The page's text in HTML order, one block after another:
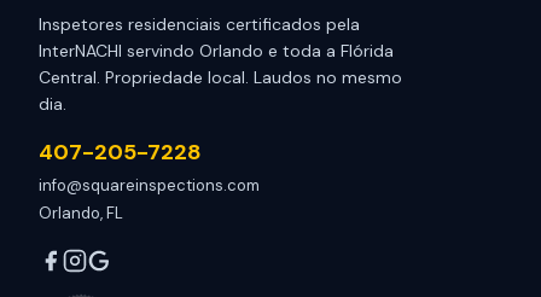
Inspetores residenciais certificados pela
InterNACHI servindo Orlando e toda a Flórida
Central. Propriedade local. Laudos no mesmo
dia.
407-205-7228
info@squareinspections.com
Orlando, FL